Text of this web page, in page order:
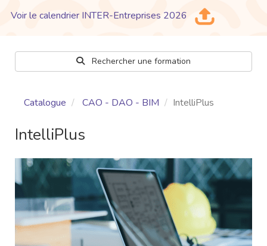
Voir le calendrier INTER-Entreprises 2026
Rechercher une formation
Catalogue CAO - DAO - BIM IntelliPlus
IntelliPlus